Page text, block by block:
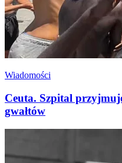
Wiadomości
Ceuta. Szpital
gwałtów